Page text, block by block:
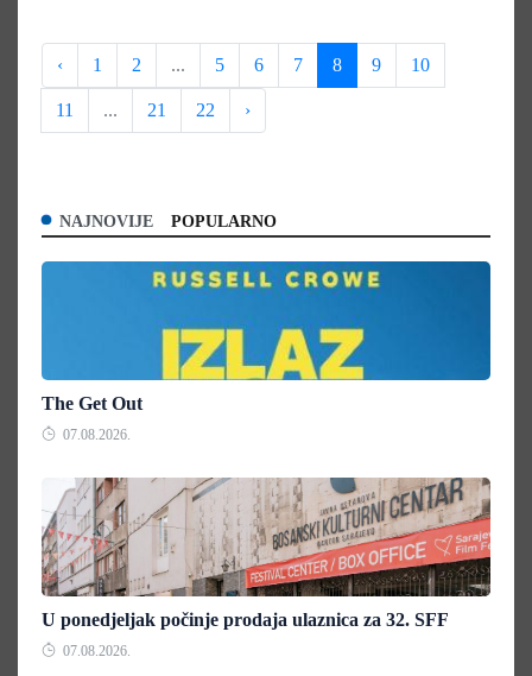
‹ 1 2 ... 5 6 7 8 9 10
11 ... 21 22 ›
NAJNOVIJE POPULARNO
The Get Out
07.08.2026.
U ponedjeljak počinje prodaja ulaznica za 32. SFF
07.08.2026.